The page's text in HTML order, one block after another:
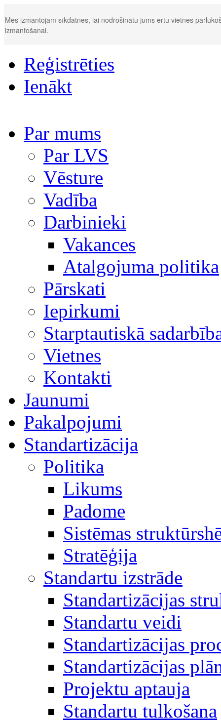
Mēs izmantojam sīkdatnes, lai nodrošinātu jums ērtu vietnes
izmantošanai.
Reģistrēties
Ienākt
Par mums
Par LVS
Vēsture
Vadība
Darbinieki
Vakances
Atalgojuma politika
Pārskati
Iepirkumi
Starptautiskā
Vietnes
Kontakti
Jaunumi
Pakalpojumi
Standartizācija
Politika
Likums
Padome
Sistēmas
Stratēģija
Standartu izstrāde
Standartizācijas
Standartu veidi
Standartizācijas
Standartizācijas
Projektu aptauja
Standartu tulkošana